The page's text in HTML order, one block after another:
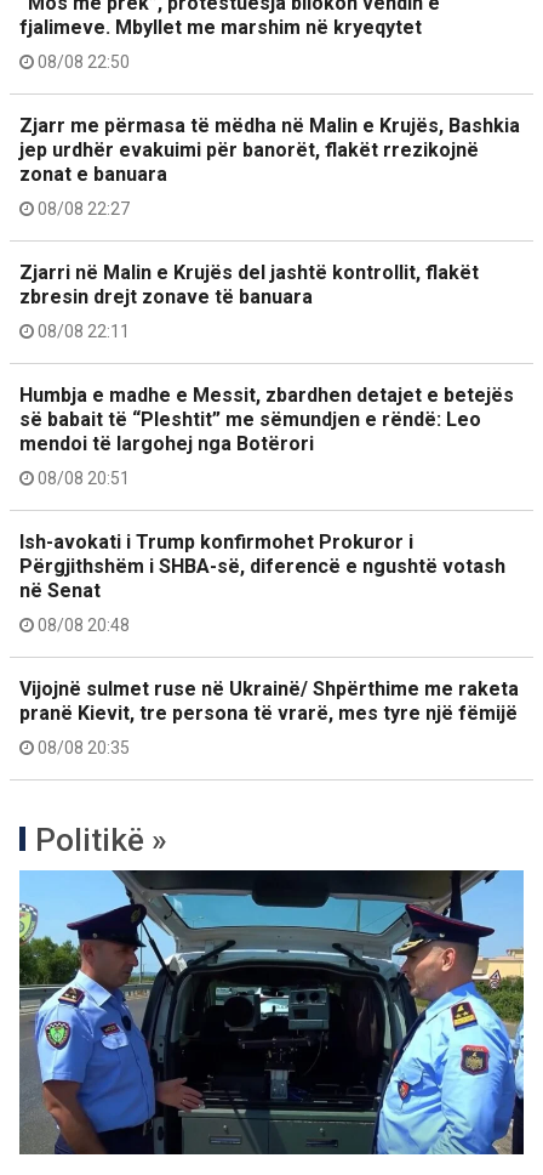
fjalimeve. Mbyllet me marshim në kryeqytet
08/08 22:50
Zjarr me përmasa të mëdha në Malin e Krujës, Bashkia
jep urdhër evakuimi për banorët, flakët rrezikojnë
zonat e banuara
08/08 22:27
Zjarri në Malin e Krujës del jashtë kontrollit, flakët
zbresin drejt zonave të banuara
08/08 22:11
Humbja e madhe e Messit, zbardhen detajet e betejës
së babait të “Pleshtit” me sëmundjen e rëndë: Leo
mendoi të largohej nga Botërori
08/08 20:51
Ish-avokati i Trump konfirmohet Prokuror i
Përgjithshëm i SHBA-së, diferencë e ngushtë votash
në Senat
08/08 20:48
Vijojnë sulmet ruse në Ukrainë/ Shpërthime me raketa
pranë Kievit, tre persona të vrarë, mes tyre një fëmijë
08/08 20:35
Politikë »